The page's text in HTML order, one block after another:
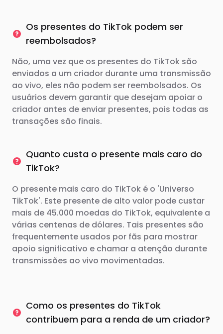
Os presentes do TikTok podem ser
reembolsados?
Não, uma vez que os presentes do TikTok são
enviados a um criador durante uma transmissão
ao vivo, eles não podem ser reembolsados. Os
usuários devem garantir que desejam apoiar o
criador antes de enviar presentes, pois todas as
transações são finais.
Quanto custa o presente mais caro do
TikTok?
O presente mais caro do TikTok é o 'Universo
TikTok'. Este presente de alto valor pode custar
mais de 45.000 moedas do TikTok, equivalente a
várias centenas de dólares. Tais presentes são
frequentemente usados ​​por fãs para mostrar
apoio significativo e chamar a atenção durante
transmissões ao vivo movimentadas.
Como os presentes do TikTok
contribuem para a renda de um criador?